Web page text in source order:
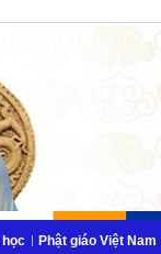
học Phật giáo Việt Nam